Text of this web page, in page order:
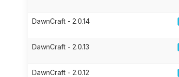
DawnCraft - 2.0.14
DawnCraft - 2.0.13
DawnCraft - 2.0.12